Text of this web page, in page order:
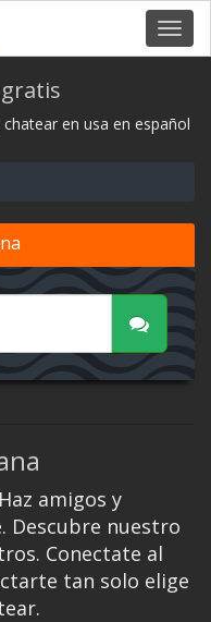
en usa en español
amigos y
Descubre nuestro
Conectate al
tan solo elige